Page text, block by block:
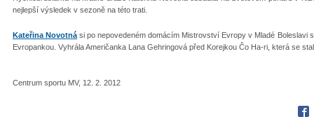
nejlepší výsledek v sezoně na této trati.
KateřinaNovotná si po nepovedeném domácím Mistrovství Evropy v Mladé Boleslavi
Evropankou. Vyhrála Američanka Lana Gehringová před Korejkou Čo Ha-ri, která se
Centrum sportu MV, 12. 2. 2012